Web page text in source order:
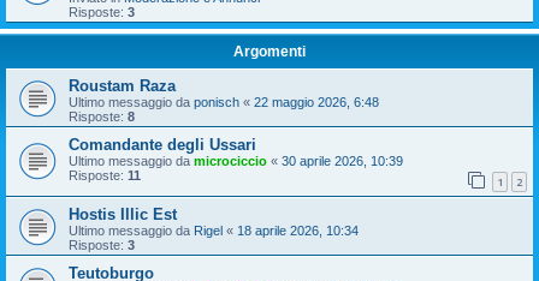
Risposte: 3
Argomenti
Roustam Raza
Ultimo messaggio da ponisch « 22 maggio 2026, 6:48
Risposte: 8
Comandante degli Ussari
Ultimo messaggio da microciccio « 30 aprile 2026, 10:39
Risposte: 11 1 2
Hostis Illic Est
Ultimo messaggio da Rigel « 18 aprile 2026, 10:34
Risposte: 3
Teutoburgo